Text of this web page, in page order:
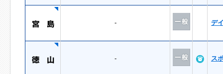
- デ
- ス